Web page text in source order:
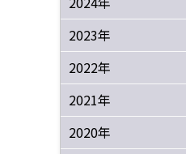
2023年
2022年
2021年
2020年